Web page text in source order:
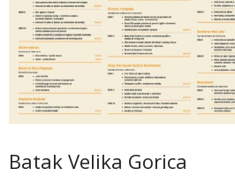
Batak Velika Gorica